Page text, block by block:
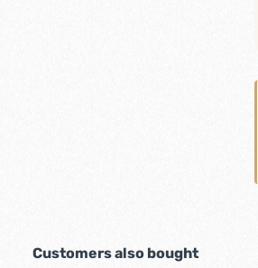
Customers also bought